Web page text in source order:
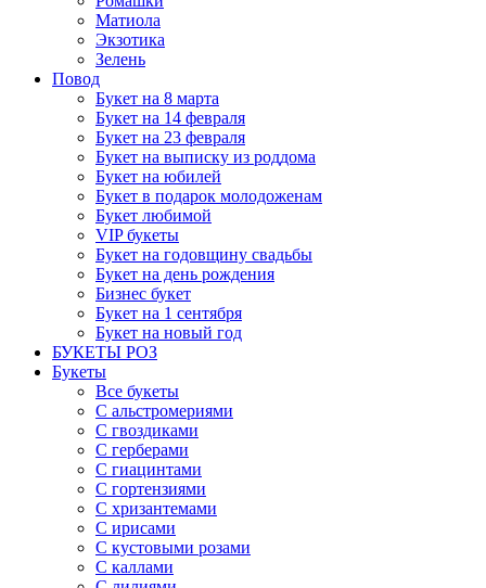
Матиола
Экзотика
Зелень
Повод
Букет на 8 марта
Букет на 14 февраля
Букет на 23 февраля
Букет на выписку из роддома
Букет на юбилей
Букет в подарок молодоженам
Букет любимой
VIP букеты
Букет на годовщину свадьбы
Букет на день рождения
Бизнес букет
Букет на 1 сентября
Букет на новый год
БУКЕТЫ РОЗ
Букеты
Все букеты
С альстромериями
С гвоздиками
С герберами
С гиацинтами
С гортензиями
С хризантемами
С ирисами
С кустовыми розами
С каллами